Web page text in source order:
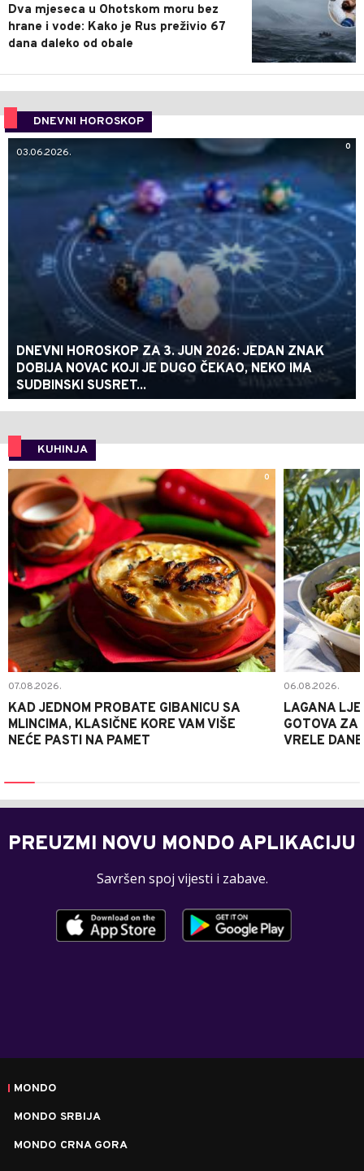
Dva mjeseca u Ohotskom moru bez
hrane i vode: Kako je Rus preživio 67
dana daleko od obale
DNEVNI HOROSKOP
0
03.06.2026.
DNEVNI HOROSKOP ZA 3. JUN 2026: JEDAN ZNAK
DOBIJA NOVAC KOJI JE DUGO ČEKAO, NEKO IMA
SUDBINSKI SUSRET...
KUHINJA
0
07.08.2026.
KAD JEDNOM PROBATE GIBANICU SA
MLINCIMA, KLASIČNE KORE VAM VIŠE
NEĆE PASTI NA PAMET
06.08.2026.
LAGANA
GOTOVA ZA
VRELE DANE
PREUZMI NOVU MONDO APLIKACIJU
Savršen spoj vijesti i zabave.
MONDO
MONDO SRBIJA
MONDO CRNA GORA